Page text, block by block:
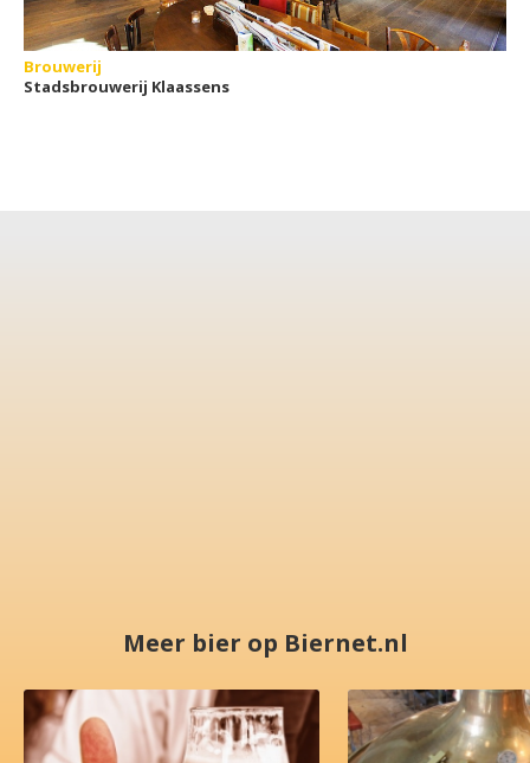
Brouwerij
Stadsbrouwerij Klaassens
Meer bier op Biernet.nl